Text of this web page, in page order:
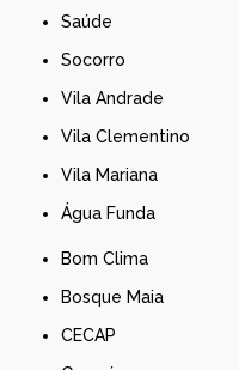
Saúde
Socorro
Vila Andrade
Vila Clementino
Vila Mariana
Água Funda
Bom Clima
Bosque Maia
CECAP